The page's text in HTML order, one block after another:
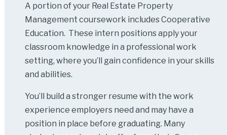
A portion of your Real Estate Property
Management coursework includes Cooperative
Education. These intern positions apply your
classroom knowledge in a professional work
setting, where you’ll gain confidence in your skills
and abilities.
You’ll build a stronger resume with the work
experience employers need and may have a
position in place before graduating. Many